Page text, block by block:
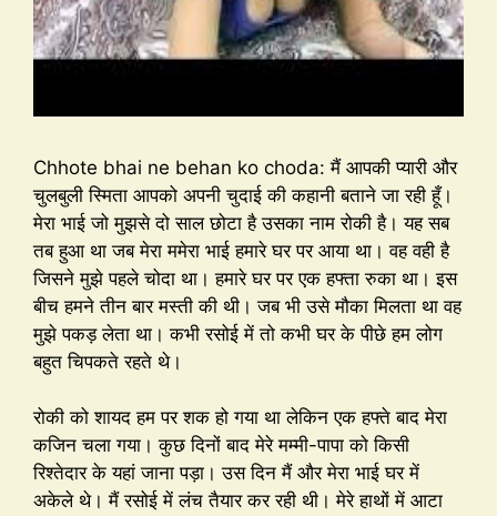
Chhote bhai ne behan ko choda: मैं आपकी प्यारी और
चुलबुली स्मिता आपको अपनी चुदाई की कहानी बताने जा रही हूँ।
मेरा भाई जो मुझसे दो साल छोटा है उसका नाम रोकी है। यह सब
तब हुआ था जब मेरा ममेरा भाई हमारे घर पर आया था। वह वही है
जिसने मुझे पहले चोदा था। हमारे घर पर एक हफ्ता रुका था। इस
बीच हमने तीन बार मस्ती की थी। जब भी उसे मौका मिलता था वह
मुझे पकड़ लेता था। कभी रसोई में तो कभी घर के पीछे हम लोग
बहुत चिपकते रहते थे।
रोकी को शायद हम पर शक हो गया था लेकिन एक हफ्ते बाद मेरा
कजिन चला गया। कुछ दिनों बाद मेरे मम्मी-पापा को किसी
रिश्तेदार के यहां जाना पड़ा। उस दिन मैं और मेरा भाई घर में
अकेले थे। मैं रसोई में लंच तैयार कर रही थी। मेरे हाथों में आटा